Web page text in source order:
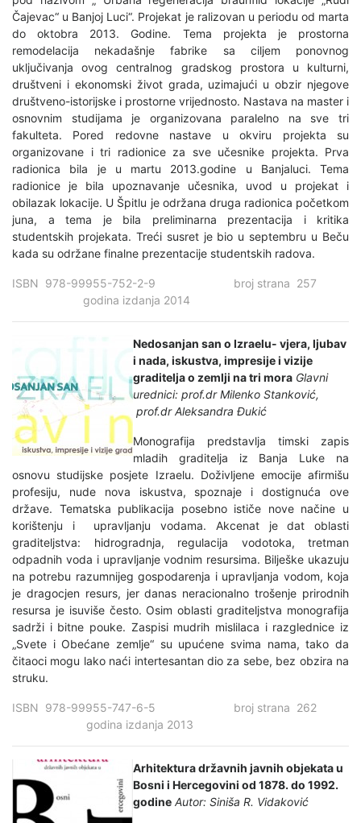
Čajevac“ u Banjoj Luci“. Projekat je ralizovan u periodu od marta
do oktobra 2013. Godine. Tema projekta je prostorna
remodelacija nekadašnje fabrike sa ciljem ponovnog
uključivanja ovog centralnog gradskog prostora u kulturni,
društveni i ekonomski život grada, uzimajući u obzir njegove
društveno-istorijske i prostorne vrijednosto. Nastava na master i
osnovnim studijama je organizovana paralelno na sve tri
fakulteta. Pored redovne nastave u okviru projekta su
organizovane i tri radionice za sve učesnike projekta. Prva
radionica bila je u martu 2013.godine u Banjaluci. Tema
radionice je bila upoznavanje učesnika, uvod u projekat i
obilazak lokacije. U Špitlu je održana druga radionica početkom
juna, a tema je bila preliminarna prezentacija i kritika
studentskih projekata. Treći susret je bio u septembru u Beču
kada su održane finalne prezentacije studentskih radova.
ISBN 978-99955-752-2-9 broj strana 257
godina izdanja 2014
Nedosanjan san o Izraelu- vjera, ljubav
i nada, iskustva, impresije i vizije
graditelja o zemlji na tri mora Glavni
urednici: prof.dr Milenko Stanković,
prof.dr Aleksandra Đukić
Monografija predstavlja timski zapis
mladih graditelja iz Banja Luke na
osnovu studijske posjete Izraelu. Doživljene emocije afirmišu
profesiju, nude nova iskustva, spoznaje i dostignuća ove
države. Tematska publikacija posebno ističe nove načine u
korištenju i upravljanju vodama. Akcenat je dat oblasti
graditeljstva: hidrogradnja, regulacija vodotoka, tretman
odpadnih voda i upravljanje vodnim resursima. Bilješke ukazuju
na potrebu razumnijeg gospodarenja i upravljanja vodom, koja
je dragocjen resurs, jer danas neracionalno trošenje prirodnih
resursa je isuviše često. Osim oblasti graditeljstva monografija
sadrži i bitne pouke. Zaspisi mudrih mislilaca i razglednice iz
„Svete i Obećane zemlje“ su upućene svima nama, tako da
čitaoci mogu lako naći intertesantan dio za sebe, bez obzira na
struku.
ISBN 978-99955-747-6-5 broj strana 262
godina izdanja 2013
Arhitektura državnih javnih objekata u
Bosni i Hercegovini od 1878. do 1992.
godine Autor: Siniša R. Vidaković